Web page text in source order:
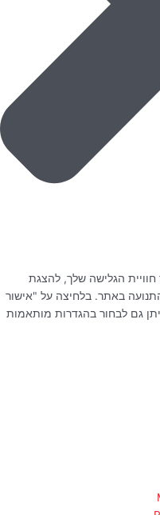
חוויית הגלישה שלך, להצגת
באתר. בלחיצה על "אישור
גם לבחור בהגדרות מותאמות